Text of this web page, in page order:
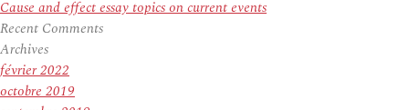
Cause and effect essay topics on current events
Recent Comments
Archives
février 2022
octobre 2019